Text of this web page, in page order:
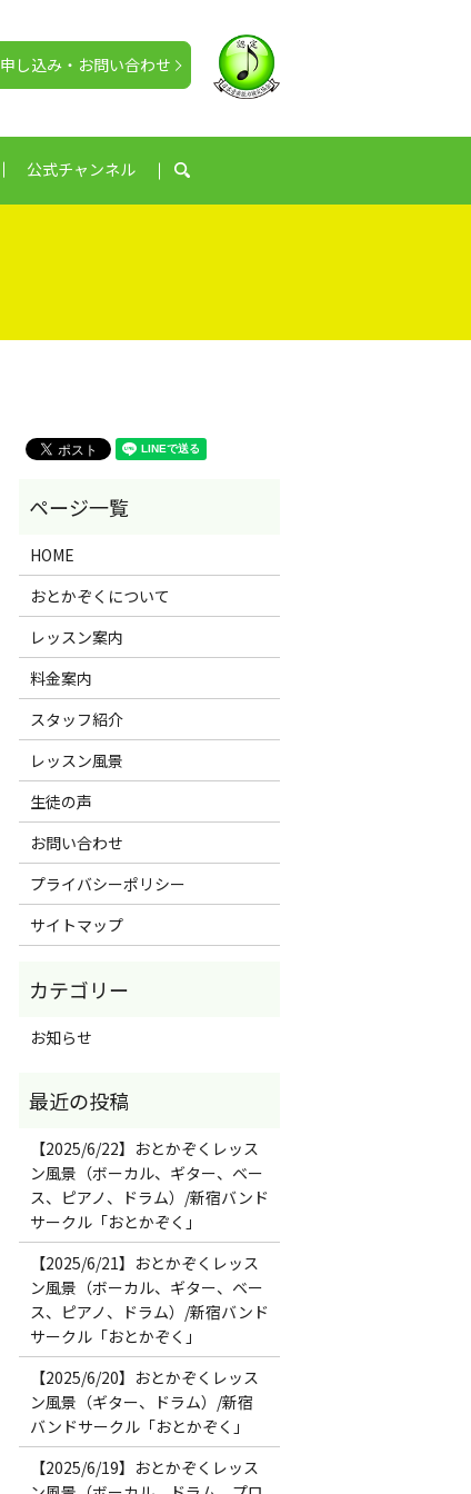
公式チャンネル search
申し込み・お問い合わせ
HOME
おとかぞくについて
レッスン案内
料金案内
スタッフ紹介
レッスン風景
生徒の声
お問い合わせ
プライバシーポリシー
サイトマップ
お知らせ
【2025/6/22】おとかぞくレッス
ン風景（ボーカル、ギター、ベー
ス、ピアノ、ドラム）/新宿バンド
サークル「おとかぞく」
【2025/6/21】おとかぞくレッス
ン風景（ボーカル、ギター、ベー
ス、ピアノ、ドラム）/新宿バンド
サークル「おとかぞく」
【2025/6/20】おとかぞくレッス
ン風景（ギター、ドラム）/新宿
バンドサークル「おとかぞく」
【2025/6/19】おとかぞくレッス